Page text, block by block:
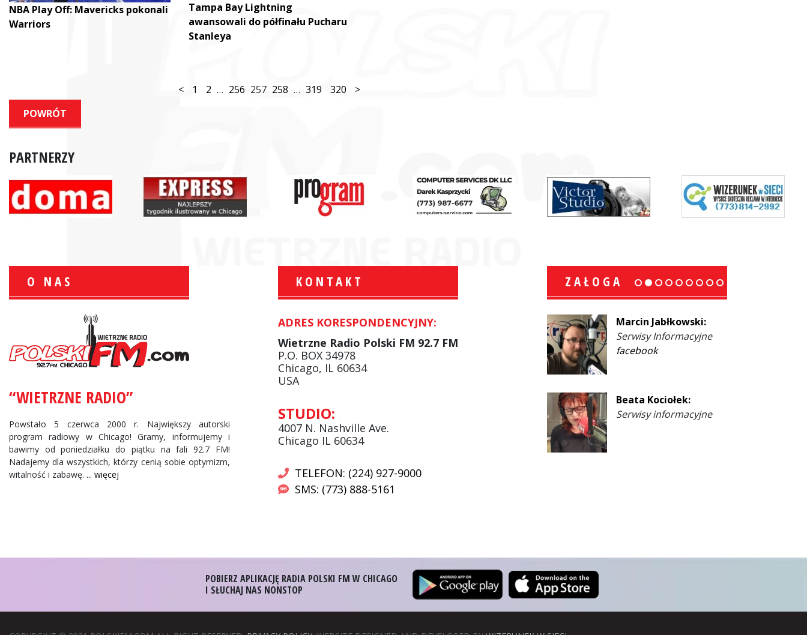
NBA Play Off: Mavericks pokonali
Warriors
Tampa Bay Lightning
awansowali do półfinału Pucharu
Stanleya
< 1 2 … 256 257 258 … 319 320
>
POWRÓT
PARTNERZY
O NAS
“WIETRZNE RADIO”
Powstało 5 czerwca 2000 r. Największy autorski
program radiowy w Chicago! Gramy, informujemy i
bawimy od poniedziałku do piątku na fali 92.7 FM!
Nadajemy dla wszystkich, którzy cenią sobie optymizm,
witalność i zabawę. ... więcej
KONTAKT
ADRES KORESPONDENCYJNY:
Wietrzne Radio Polski FM 92.7 FM
P.O. BOX 34978
Chicago, IL 60634
USA
STUDIO:
4007 N. Nashville Ave.
Chicago IL 60634
TELEFON: (224) 927-9000
SMS: (773) 888-5161
ZAŁOGA
Informacje Giełdowe
Krzysztof Wawer:
Komentator
facebook
Marcin Jabłkowski:
Serwisy Informacyjne
facebook
Beata Kociołek:
Serwisy informacyjne
POBIERZ APLIKACJĘ RADIA POLSKI FM W CHICAGO
I SŁUCHAJ NAS NONSTOP